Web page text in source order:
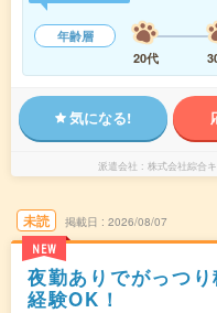
年齢層
20代
気になる!
派遣会社 株式会社綜合
未読
NEW
掲載日 2026/08/07
夜勤ありでがっつ
経験OK！